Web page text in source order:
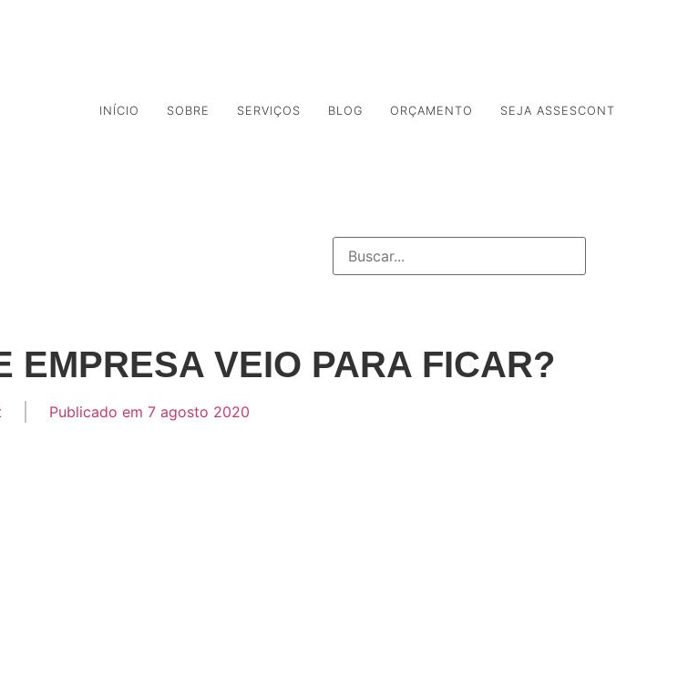
INÍCIO SOBRE SERVIÇOS BLOG ORÇAMENTO SEJA ASSESCONT
EMPRESA VEIO PARA FICAR?
Publicado em 7 agosto 2020